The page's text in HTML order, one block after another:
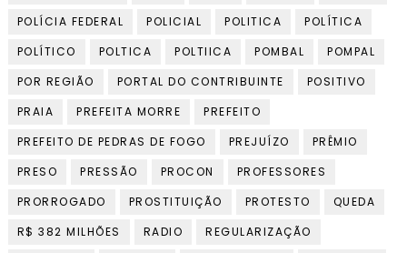
POLÍCIA FEDERAL
POLICIAL POLITICA
POLÍTICA
POLÍTICO
POLTICA POLTIICA POMBAL
POMPAL
POR REGIÃO
PORTAL DO CONTRIBUINTE
POSITIVO
PRAIA
PREFEITA MORRE
PREFEITO
PREFEITO DE PEDRAS DE FOGO
PREJUÍZO
PRÊMIO
PRESO
PRESSÃO PROCON
PROFESSORES
PRORROGADO
PROSTITUIÇÃO PROTESTO
QUEDA
R$ 382 MILHÕES
RADIO
REGULARIZAÇÃO